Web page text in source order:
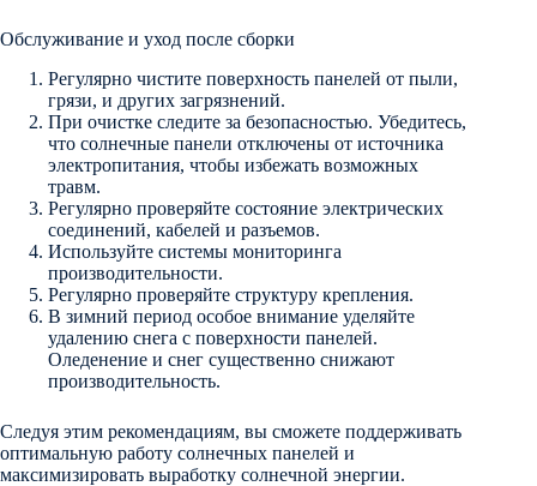
Обслуживание и уход после сборки
Регулярно чистите поверхность панелей от пыли,
грязи, и других загрязнений.
При очистке следите за безопасностью. Убедитесь,
что солнечные панели отключены от источника
электропитания, чтобы избежать возможных
травм.
Регулярно проверяйте состояние электрических
соединений, кабелей и разъемов.
Используйте системы мониторинга
производительности.
Регулярно проверяйте структуру крепления.
В зимний период особое внимание уделяйте
удалению снега с поверхности панелей.
Оледенение и снег существенно снижают
производительность.
Следуя этим рекомендациям, вы сможете поддерживать
оптимальную работу солнечных панелей и
максимизировать выработку солнечной энергии.